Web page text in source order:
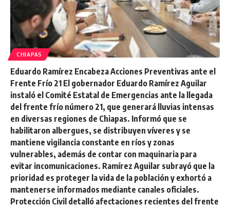
CHIAPAS
Eduardo Ramírez Encabeza Acciones Preventivas ante el
Frente Frío 21 El gobernador Eduardo Ramírez Aguilar
instaló el Comité Estatal de Emergencias ante la llegada
del frente frío número 21, que generará lluvias intensas
en diversas regiones de Chiapas. Informó que se
habilitaron albergues, se distribuyen víveres y se
mantiene vigilancia constante en ríos y zonas
vulnerables, además de contar con maquinaria para
evitar incomunicaciones. Ramírez Aguilar subrayó que la
prioridad es proteger la vida de la población y exhortó a
mantenerse informados mediante canales oficiales.
Protección Civil detalló afectaciones recientes del frente